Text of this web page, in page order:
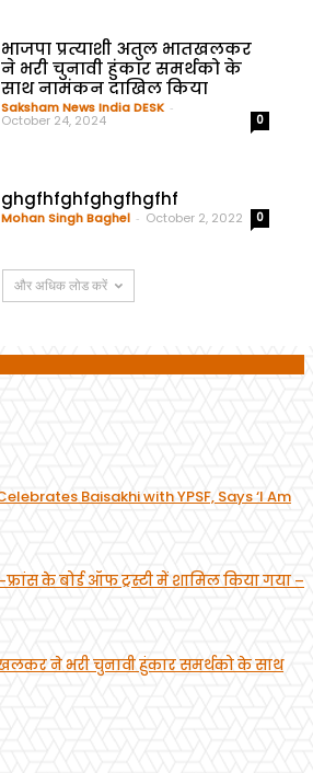
भाजपा प्रत्याशी अतुल भातखलकर
ने भरी चुनावी हुंकार समर्थको के
साथ नामंकन दाखिल किया
Saksham News India DESK -
October 24, 2024 0
ghgfhfghfghgfhgfhf
Mohan Singh Baghel - October 2, 2022 0
और अधिक लोड करें